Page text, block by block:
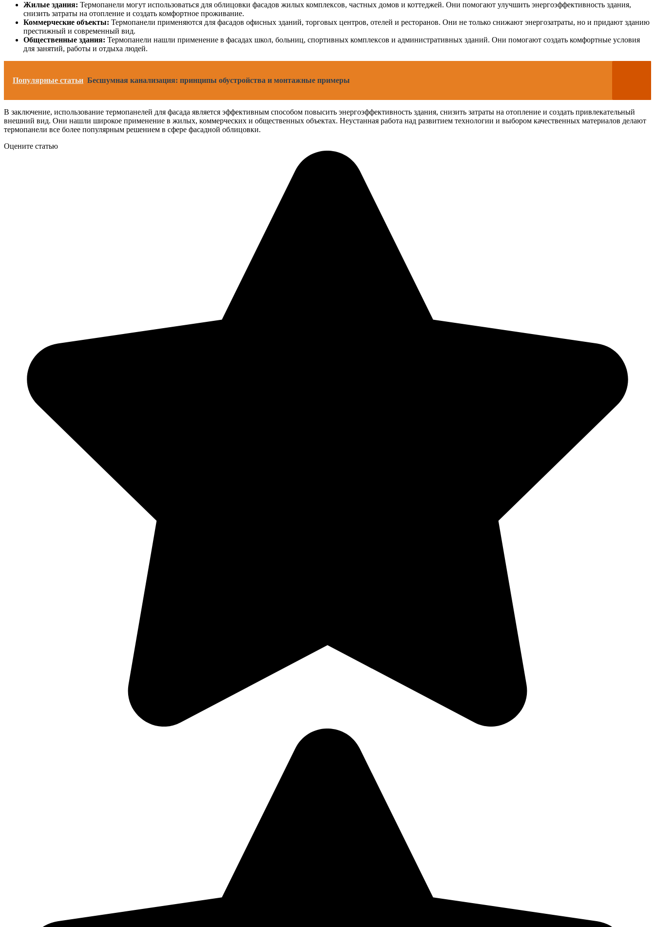
Жилые здания: Термопанели могут использоваться для облицовки фасадов жилых комплексов, частных домов и коттеджей. Они помогают улучшить энергоэффективность здания,
снизить затраты на отопление и создать комфортное проживание.
Коммерческие объекты: Термопанели применяются для фасадов офисных зданий, торговых центров, отелей и ресторанов. Они не только снижают энергозатраты, но и придают зданию
престижный и современный вид.
Общественные здания: Термопанели нашли применение в фасадах школ, больниц, спортивных комплексов и административных зданий. Они помогают создать комфортные условия
для занятий, работы и отдыха людей.
Популярные статьи Бесшумная канализация: принципы обустройства и монтажные примеры
В заключение, использование термопанелей для фасада является эффективным способом повысить энергоэффективность здания, снизить затраты на отопление и создать привлекательный
внешний вид. Они нашли широкое применение в жилых, коммерческих и общественных объектах. Неустанная работа над развитием технологии и выбором качественных материалов делают
термопанели все более популярным решением в сфере фасадной облицовки.
Оцените статью